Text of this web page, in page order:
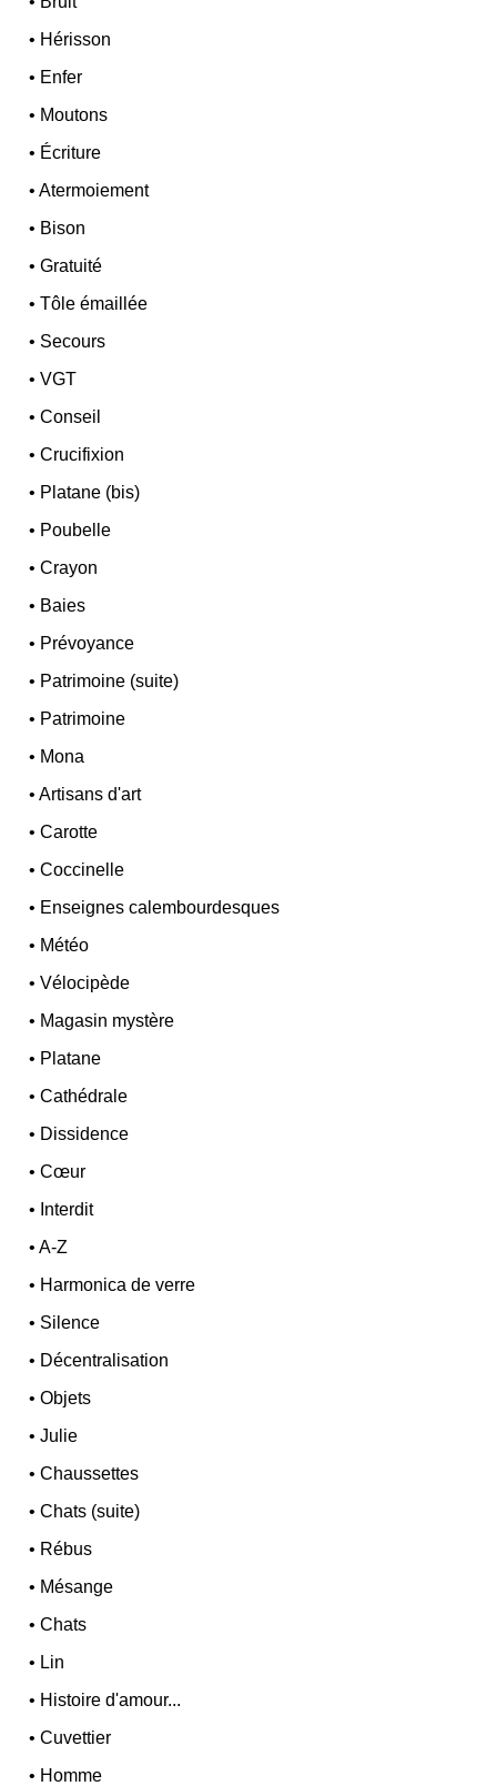
• Hérisson
• Enfer
• Moutons
• Écriture
•Atermoiement
• Bison
•Gratuité
•Tôle émaillée
• Secours
•VGT
•Conseil
•Crucifixion
• Platane (bis)
• Poubelle
•Crayon
• Baies
• Prévoyance
• Patrimoine (suite)
• Patrimoine
• Mona
•Artisans d'art
•Carotte
•Coccinelle
• Enseignes calembourdesques
• Météo
•Vélocipède
• Magasin mystère
• Platane
•Cathédrale
• Dissidence
•Cœur
• Interdit
•A-Z
• Harmonica de verre
• Silence
• Décentralisation
•Objets
•Julie
•Chaussettes
•Chats (suite)
• Rébus
• Mésange
•Chats
• Lin
• Histoire d'amour...
•Cuvettier
• Homme